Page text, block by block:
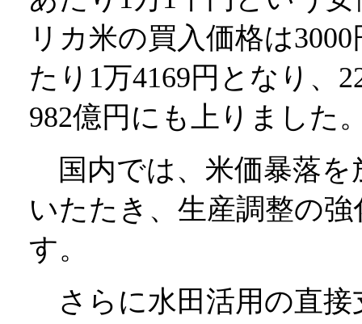
リカ米の買入価格は
たり1万4169円となり、
982億円にも上りました
国内では、米価暴落を
いたたき、生産調整の
す。
さらに水田活用の直接